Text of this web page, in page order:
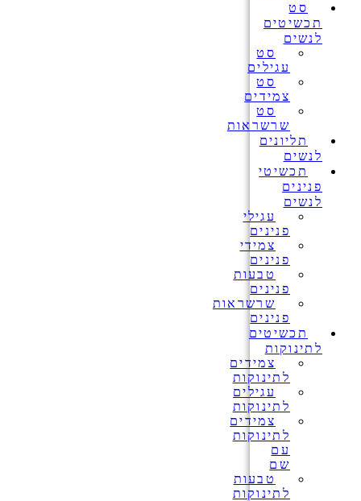
סט
תכשיטים
לנשים
סט
עגילים
סט
צמידים
סט
שרשראות
תליונים
לנשים
תכשיטי
פנינים
לנשים
עגילי
פנינים
צמידי
פנינים
טבעות
פנינים
שרשראות
פנינים
תכשיטים
לתינוקות
צמידים
לתינוקות
עגילים
לתינוקות
צמידים
לתינוקות
עם
שם
טבעות
לתינוקות